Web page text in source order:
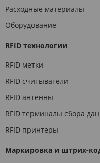
Расходные материалы
Оборудование
RFID технологии
RFID метки
RFID считыватели
RFID антенны
RFID терминалы сбора
RFID принтеры
Маркировка и штрих-